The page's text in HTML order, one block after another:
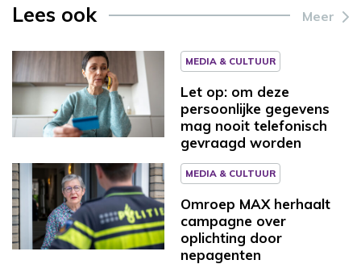
Lees ook Meer
MEDIA & CULTUUR
Let op: om deze
persoonlijke gegevens
mag nooit telefonisch
gevraagd worden
MEDIA & CULTUUR
Omroep MAX herhaalt
campagne over
oplichting door
nepagenten